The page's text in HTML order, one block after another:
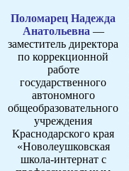
Поломарец Надежда
Анатольевна —
заместитель директора
по коррекционной
работе
государственного
автономного
общеобразовательного
учреждения
Краснодарского края
«Новолеушковская
школа-интернат с